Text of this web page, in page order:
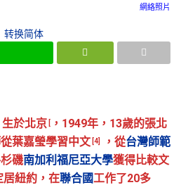
網絡照片
转换简体
生於北京 [ ，1949年，13歲的張北
葉嘉瑩學習中文 [4] ，從台灣師範
磯南加利福尼亞大學獲得比較文
居紐約，在聯合國工作了20多